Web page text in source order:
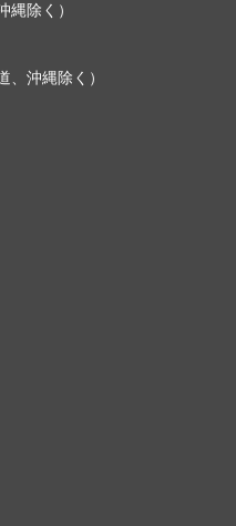
除く）
沖縄除く）